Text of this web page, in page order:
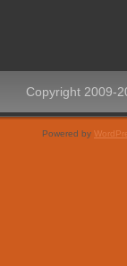
Copyright 2009-
Powered by